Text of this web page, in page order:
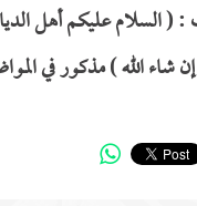
السلام عليكم أهل
شاء الله ) مذكور في